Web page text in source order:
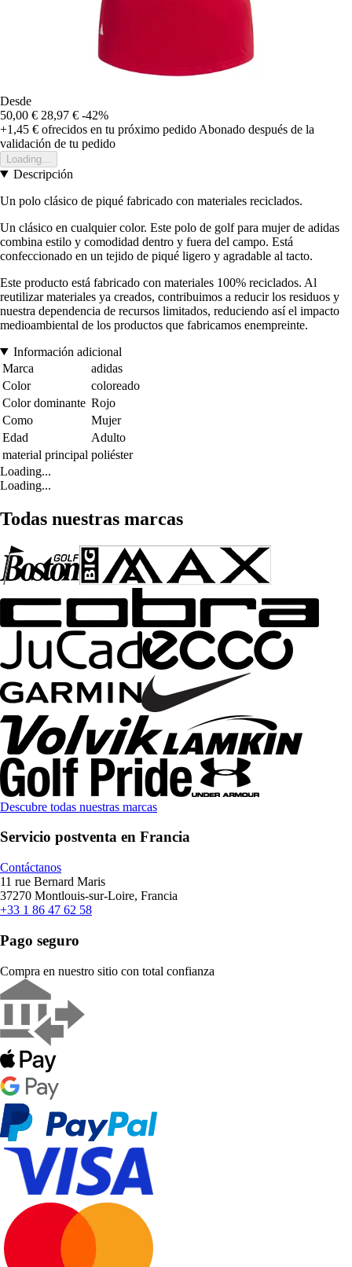
Desde
50,00 € 28,97 € -42%
+1,45 € ofrecidos en tu próximo pedido Abonado después de la
validación de tu pedido
Loading...
Descripción
Un polo clásico de piqué fabricado con materiales reciclados.
Un clásico en cualquier color. Este polo de golf para mujer de adidas
combina estilo y comodidad dentro y fuera del campo. Está
confeccionado en un tejido de piqué ligero y agradable al tacto.
Este producto está fabricado con materiales 100% reciclados. Al
reutilizar materiales ya creados, contribuimos a reducir los residuos y
nuestra dependencia de recursos limitados, reduciendo así el impacto
medioambiental de los productos que fabricamos enempreinte.
Información adicional
Marca
adidas
Color
coloreado
Color dominante Rojo
Como
Mujer
Edad
Adulto
material principal poliéster
Loading...
Loading...
Todas nuestras marcas
Descubre todas nuestras marcas
Servicio postventa en Francia
Contáctanos
11 rue Bernard Maris
37270 Montlouis-sur-Loire, Francia
+33 1 86 47 62 58
Pago seguro
Compra en nuestro sitio con total confianza